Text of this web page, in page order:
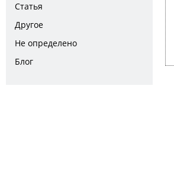
Статья
Другое
Не определено
Блог